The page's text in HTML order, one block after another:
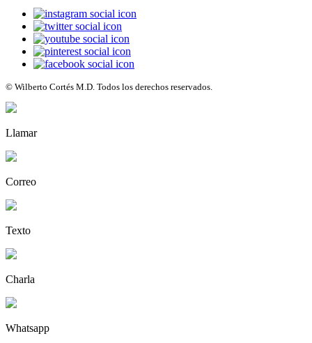
© Wilberto Cortés M.D. Todos los derechos reservados.
Llamar
Correo
Texto
Charla
Whatsapp